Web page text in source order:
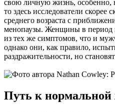
свою личную жизнь, особенно,
то здесь исследователи скорее
среднего возраста с
менопаузы. Женщины в период
из тех же симптомов, что и
однако они, как правило,
раздражительности, но
Путь к нормальной